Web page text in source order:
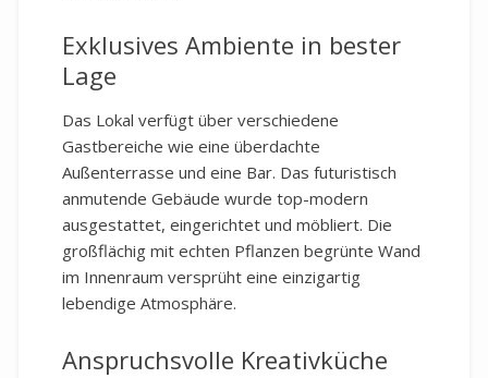
Exklusives Ambiente in bester
Lage
Das Lokal verfügt über verschiedene
Gastbereiche wie eine überdachte
Außenterrasse und eine Bar. Das futuristisch
anmutende Gebäude wurde top-modern
ausgestattet, eingerichtet und möbliert. Die
großflächig mit echten Pflanzen begrünte Wand
im Innenraum versprüht eine einzigartig
lebendige Atmosphäre.
Anspruchsvolle Kreativküche